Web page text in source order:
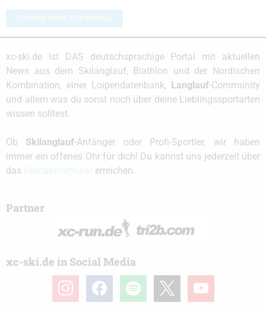
Schreibe einen Kommentar
xc-ski.de ist DAS deutschsprachige Portal mit aktuellen
News aus dem Skilanglauf, Biathlon und der Nordischen
Kombination, einer Loipendatenbank, Langlauf-Community
und allem was du sonst noch über deine Lieblingssportarten
wissen solltest.
Ob Skilanglauf-Anfänger oder Profi-Sportler, wir haben
immer ein offenes Ohr für dich! Du kannst uns jederzeit über
das
erreichen.
Partner
xc-ski.de in Social Media
instagramfacebook spotify youtube